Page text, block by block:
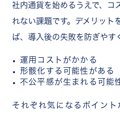
社内通貨を始めるうえで、コ
れない課題です。デメリット
ば、導入後の失敗を防ぎやす
運用コストがかかる
形骸化する可能性がある
不公平感が生まれる可能
それぞれ気になるポイン